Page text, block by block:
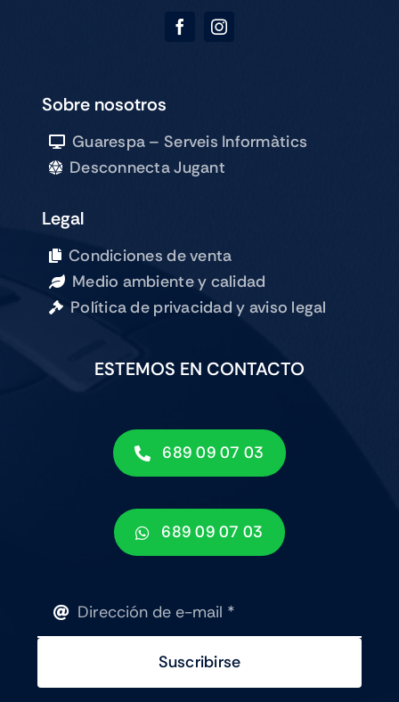
Sobre nosotros
Guarespa – Serveis Informàtics
Desconnecta Jugant
Legal
Condiciones de venta
Medio ambiente y calidad
Política de privacidad y aviso legal
ESTEMOS EN CONTACTO
689 09 07 03
689 09 07 03
Suscribirse